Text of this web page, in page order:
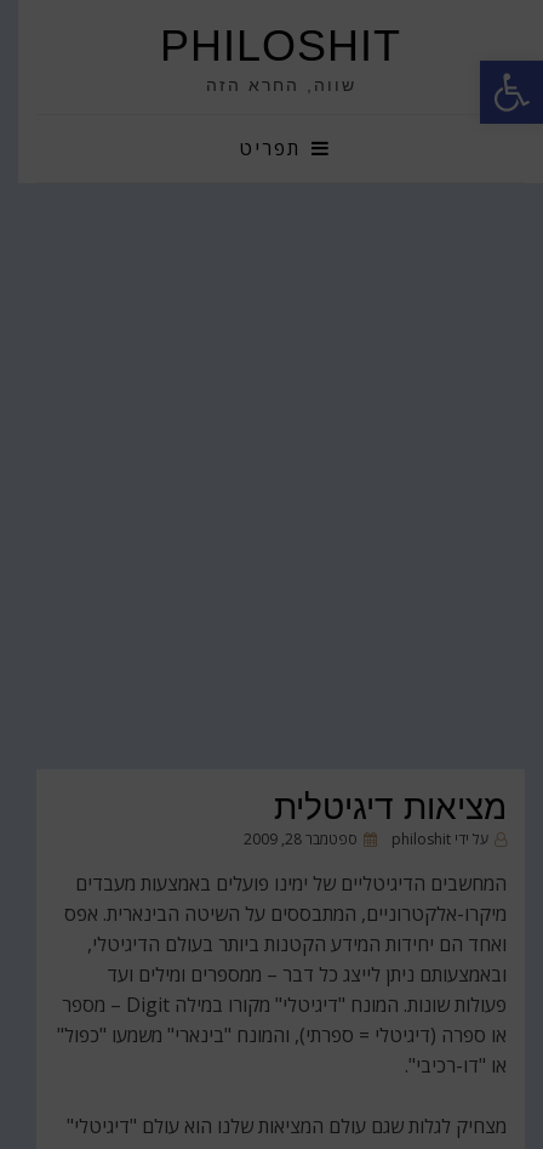
פתח סרגל נגישות PHILOSHIT
שווה, החרא הזה
תפריט
מציאות דיגיטלית
על ידי philoshit
פורסםספטמבר 28, 2009
המחשבים הדיגיטליים של ימינו פועלים באמצעות מעבדים
מיקרו-אלקטרוניים, המתבססים על השיטה הבינארית. אפס
ואחד הם יחידות המידע הקטנות ביותר בעולם הדיגיטלי,
ובאמצעותם ניתן לייצג כל דבר – ממספרים ומילים ועד
פעולות שונות. המונח "דיגיטלי" מקורו במילה Digit – מספר
או ספרה (דיגיטלי = ספרתי), והמונח "בינארי" משמעו "כפול"
או "דו-רכיבי".
מצחיק לגלות שגם עולם המציאות שלנו הוא עולם "דיגיטלי"